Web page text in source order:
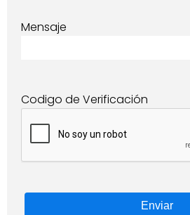
Mensaje
Codigo de Verificación
Enviar